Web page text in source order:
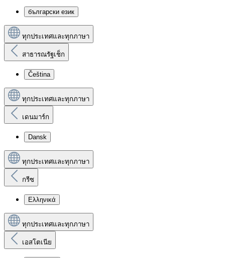
български език
ทุกประเทศและทุกภาษา
สาธารณรัฐเช็ก
Čeština
ทุกประเทศและทุกภาษา
เดนมาร์ก
Dansk
ทุกประเทศและทุกภาษา
กรีซ
Ελληνικά
ทุกประเทศและทุกภาษา
เอสโตเนีย